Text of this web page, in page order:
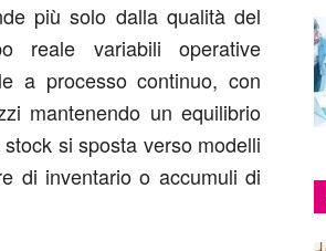
più solo dalla qualità del
reale variabili operative
a processo continuo, con
mantenendo un equilibrio
si sposta verso modelli
di inventario o accumuli di